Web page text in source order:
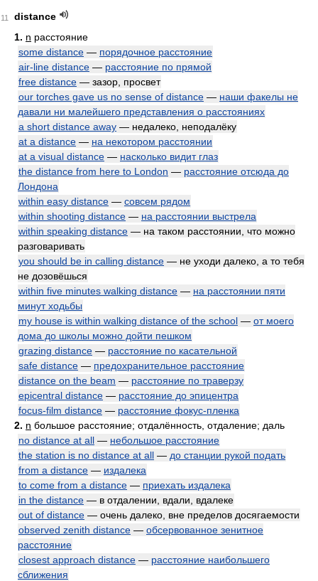
11
distance
1. n расстояние
some distance — порядочное расстояние
air-line distance — расстояние по прямой
free distance — зазор, просвет
our torches gave us no sense of distance — наши факелы не
давали ни малейшего представления о расстояниях
a short distance away — недалеко, неподалёку
at a distance — на некотором расстоянии
at a visual distance — насколько видит глаз
the distance from here to London — расстояние отсюда до
Лондона
within easy distance — совсем рядом
within shooting distance — на расстоянии выстрела
within speaking distance — на таком расстоянии, что можно
разговаривать
you should be in calling distance — не уходи далеко, а то тебя
не дозовёшься
within five minutes walking distance — на расстоянии пяти
минут ходьбы
my house is within walking distance of the school — от моего
дома до школы можно дойти пешком
grazing distance — расстояние по касательной
safe distance — предохранительное расстояние
distance on the beam — расстояние по траверзу
epicentral distance — расстояние до эпицентра
focus-film distance — расстояние фокус-пленка
2. n большое расстояние; отдалённость, отдаление; даль
no distance at all — небольшое расстояние
the station is no distance at all — до станции рукой подать
from a distance — издалека
to come from a distance — приехать издалека
in the distance — в отдалении, вдали, вдалеке
out of distance — очень далеко, вне пределов досягаемости
observed zenith distance — обсервованное зенитное
расстояние
closest approach distance — расстояние наибольшего
сближения